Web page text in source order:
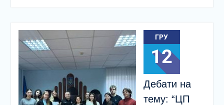
ГРУ
12
Дебати на
тему: “ЦП